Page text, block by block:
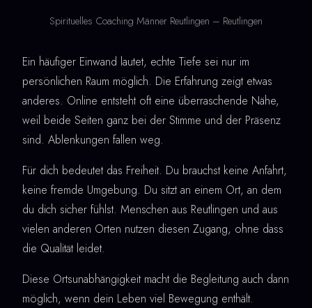
Spirituelles Coaching Männer Reutlingen – Reutlingen
Ein häufiger Einwand lautet, echte Tiefe sei nur im
persönlichen Raum möglich. Die Erfahrung zeigt etwas
anderes. Online entsteht oft eine überraschende Nähe,
weil beide Seiten ganz bei der Stimme und der Präsenz
sind. Ablenkungen fallen weg.
Für dich bedeutet das Freiheit. Du brauchst keine Anfahrt,
keine fremde Umgebung. Du sitzt an einem Ort, an dem
du dich sicher fühlst. Menschen aus Reutlingen und aus
vielen anderen Orten nutzen diesen Zugang, ohne dass
die Qualität leidet.
Diese Ortsunabhängigkeit macht die Begleitung auch dann
möglich, wenn dein Leben viel Bewegung enthält.